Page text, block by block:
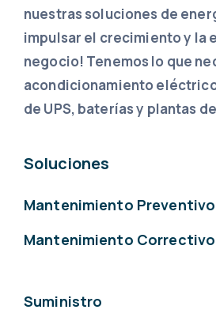
nuestras soluciones de
impulsar el crecimiento y la
negocio! Tenemos lo que
acondicionamiento
de UPS, baterías y plantas
Soluciones
Mantenimiento Preventivo
Mantenimiento Correctivo
Suministro